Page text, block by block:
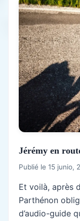
Jérémy en
Publié le 15 junio,
Et voilà, après
Parthénon
d’audio-guide